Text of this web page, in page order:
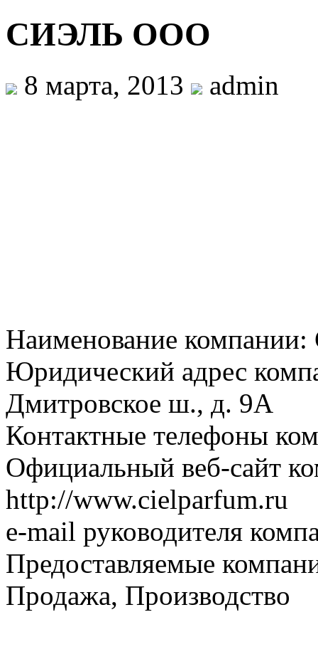
СИЭЛЬ ООО
8 марта, 2013 admin
Наименование
Юридический адрес
Дмитровское ш., д. 9А
Контактные телефоны
Официальный веб-сайт
http://www.cielparfum.ru
e-mail руководителя
Предоставляемые
Продажа, Производство